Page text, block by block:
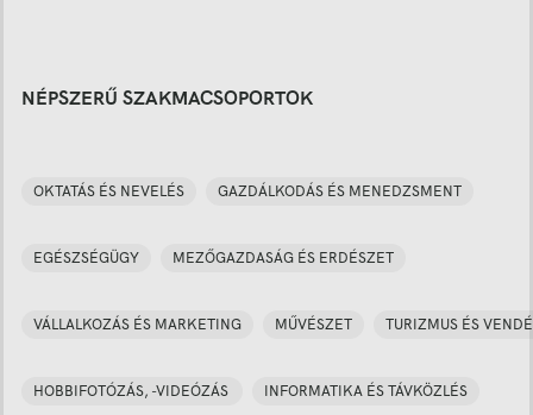
NÉPSZERŰ SZAKMACSOPORTOK
OKTATÁS ÉS NEVELÉS GAZDÁLKODÁS ÉS MENEDZSMENT
EGÉSZSÉGÜGY MEZŐGAZDASÁG ÉS ERDÉSZET
VÁLLALKOZÁS ÉS MARKETING MŰVÉSZET TURIZMUS ÉS
HOBBIFOTÓZÁS, -VIDEÓZÁS INFORMATIKA ÉS TÁVKÖZLÉS